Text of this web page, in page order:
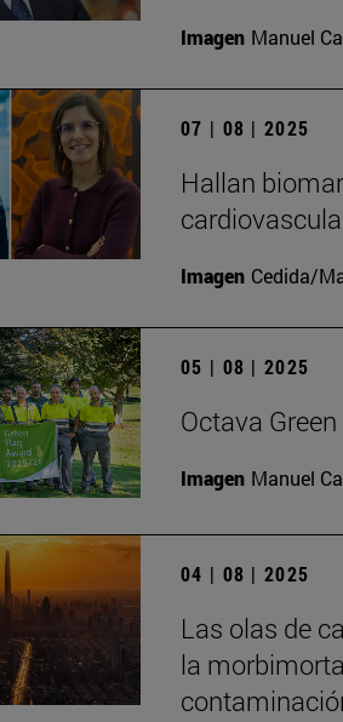
Imagen Manuel
07 | 08 | 2025
Hallan
Imagen Cedida/
05 | 08 | 2025
Octava
Imagen Manuel
04 | 08 | 2025
Las olas de
la